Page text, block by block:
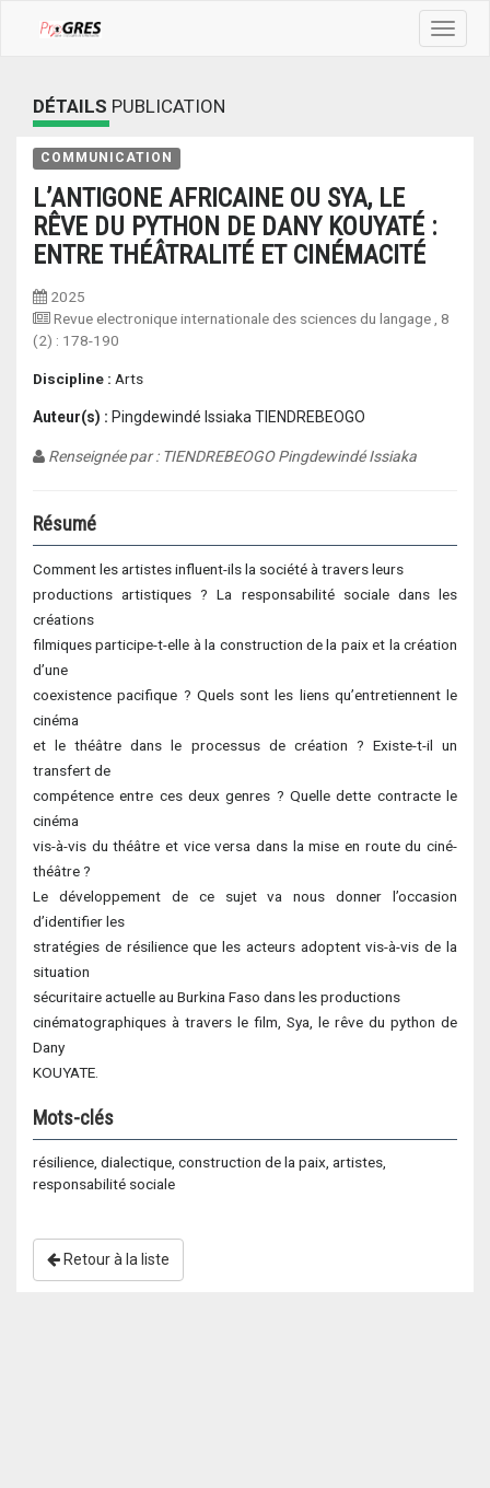
Toggle
DÉTAILS PUBLICATION
COMMUNICATION
L’ANTIGONE AFRICAINE OU SYA, LE
RÊVE DU PYTHON DE DANY KOUYATÉ :
ENTRE THÉÂTRALITÉ ET CINÉMACITÉ
2025
Revue electronique internationale des sciences du langage
, 8
(2) : 178-190
Discipline : Arts
Auteur(s) : Pingdewindé Issiaka TIENDREBEOGO
Renseignée par : TIENDREBEOGO Pingdewindé Issiaka
Résumé
Comment les artistes influent-ils la société à travers leurs
productions artistiques ? La responsabilité sociale dans les
créations
filmiques participe-t-elle à la construction de la paix et la création
d’une
coexistence pacifique ? Quels sont les liens qu’entretiennent le
cinéma
et le théâtre dans le processus de création ? Existe-t-il un
transfert de
compétence entre ces deux genres ? Quelle dette contracte le
cinéma
vis-à-vis du théâtre et vice versa dans la mise en route du ciné-
théâtre ?
Le développement de ce sujet va nous donner l’occasion
d’identifier les
stratégies de résilience que les acteurs adoptent vis-à-vis de la
situation
sécuritaire actuelle au Burkina Faso dans les productions
cinématographiques à travers le film, Sya, le rêve du python de
Dany
KOUYATE.
Mots-clés
résilience, dialectique, construction de la paix, artistes,
responsabilité sociale
Retour à la liste